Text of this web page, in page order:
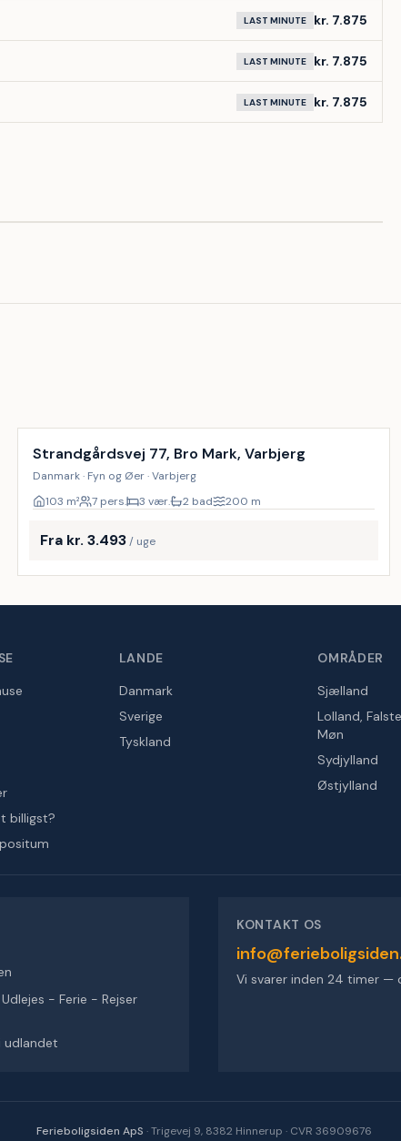
LAST MINUTE kr. 7.875
LAST MINUTE kr. 7.875
LAST MINUTE kr. 7.875
Strandgårdsvej 77, Bro Mark, Varbjerg
Danmark · Fyn og Øer · Varbjerg
103 m² 7 pers. 3 vær. 2 bad 200 m
Fra kr. 3.493 / uge
billigst?
LANDE
Danmark
Sverige
Tyskland
OMRÅDER
Sjælland
Lolland,
Møn
Sydjylland
Østjylland
- Ferie - Rejser
udlandet
KONTAKT OS
Vi svarer inden 24 timer —
Ferieboligsiden ApS ·Trigevej 9, 8382 Hinnerup · CVR 36909676